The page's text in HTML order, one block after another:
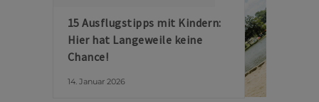
15 Ausflugstipps mit Kindern:
Hier hat Langeweile keine
Chance!
14. Januar 2026